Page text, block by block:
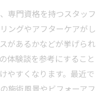
専門資格を持つスタッフ
ングやアフターケアがし
があるかなどが挙げられ
体験談を参考にすること
やすくなります。最近で
施術風景やビフォーアフ